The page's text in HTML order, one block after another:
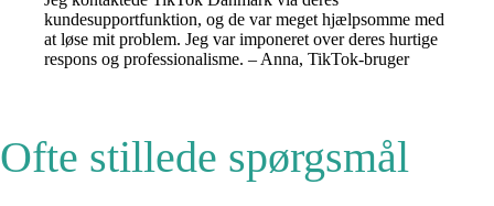
kundesupportfunktion, og de var meget hjælpsomme med
at løse mit problem. Jeg var imponeret over deres hurtige
respons og professionalisme. – Anna, TikTok-bruger
Ofte stillede spørgsmål